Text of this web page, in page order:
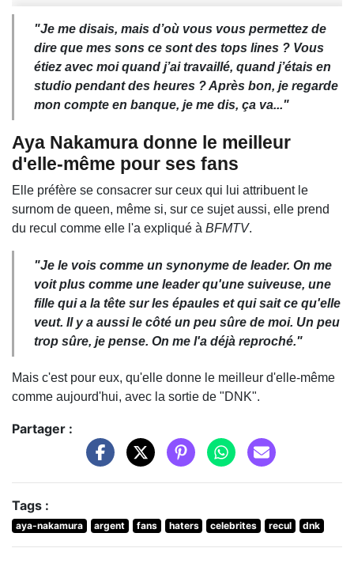
"Je me disais, mais d’où vous vous permettez de
dire que mes sons ce sont des tops lines ? Vous
étiez avec moi quand j’ai travaillé, quand j’étais en
studio pendant des heures ? Après bon, je regarde
mon compte en banque, je me dis, ça va..."
Aya Nakamura donne le meilleur
d'elle-même pour ses fans
Elle préfère se consacrer sur ceux qui lui attribuent le
surnom de queen, même si, sur ce sujet aussi, elle prend
du recul comme elle l'a expliqué à BFMTV.
"Je le vois comme un synonyme de leader. On me
voit plus comme une leader qu'une suiveuse, une
fille qui a la tête sur les épaules et qui sait ce qu'elle
veut. Il y a aussi le côté un peu sûre de moi. Un peu
trop sûre, je pense. On me l'a déjà reproché."
Mais c'est pour eux, qu'elle donne le meilleur d'elle-même
comme aujourd'hui, avec la sortie de "DNK".
Partager :
Tags :
aya-nakamura argent fans haters celebrites recul dnk